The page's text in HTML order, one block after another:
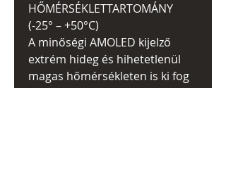
HŐMÉRSÉKLETTARTOMÁNY
(-25° – +50°C)
A minőségi AMOLED kijelző
extrém hideg és hihetetlenül
magas hőmérsékleten is ki fog
szolgálni, 75 Celsius fokos